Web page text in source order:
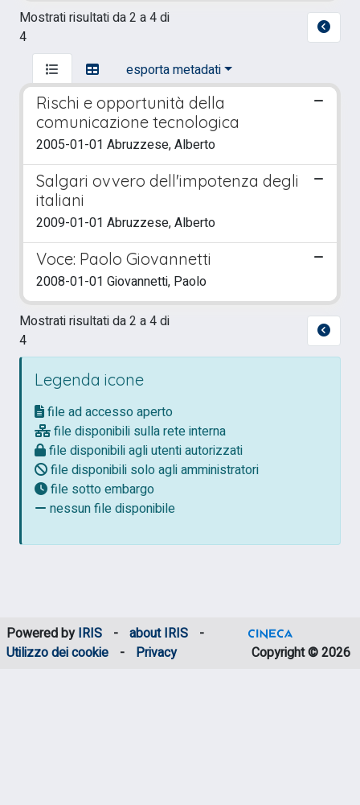
Mostrati risultati da 2 a 4 di
4
esporta metadati
Rischi e opportunità della
comunicazione tecnologica
2005-01-01 Abruzzese, Alberto
Salgari ovvero dell'impotenza degli
italiani
2009-01-01 Abruzzese, Alberto
Voce: Paolo Giovannetti
2008-01-01 Giovannetti, Paolo
Mostrati risultati da 2 a 4 di
4
Legenda icone
file ad accesso aperto
file disponibili sulla rete interna
file disponibili agli utenti autorizzati
file disponibili solo agli amministratori
file sotto embargo
nessun file disponibile
Powered byIRIS - about IRIS
-
Utilizzo dei cookie
- Privacy Copyright © 2026